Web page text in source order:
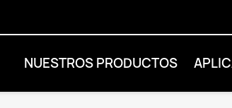
NUESTROS PRODUCTOS